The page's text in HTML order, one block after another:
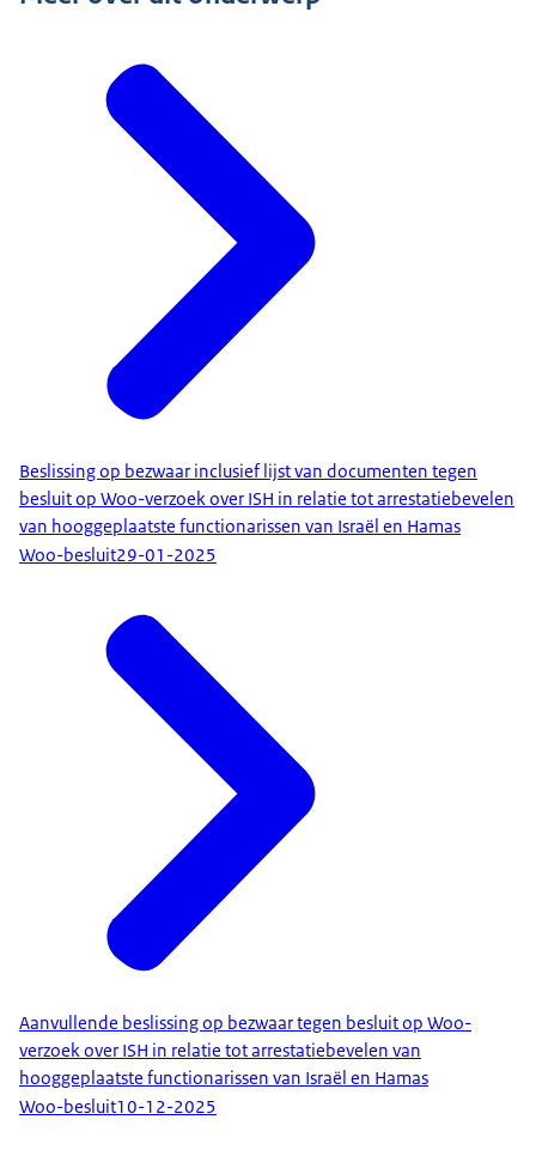
Beslissing op bezwaar inclusief lijst van documenten tegen
besluit op Woo-verzoek over ISH in relatie tot arrestatiebevelen
van hooggeplaatste functionarissen van Israël en Hamas
Woo-besluit29-01-2025
Aanvullende beslissing op bezwaar tegen besluit op Woo-
verzoek over ISH in relatie tot arrestatiebevelen van
hooggeplaatste functionarissen van Israël en Hamas
Woo-besluit10-12-2025